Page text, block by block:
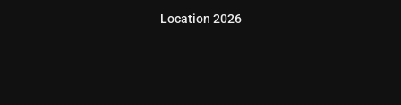
Location 2026